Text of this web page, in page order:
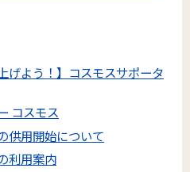
げよう！】コスモスサポータ
コスモス
供用開始について
利用案内